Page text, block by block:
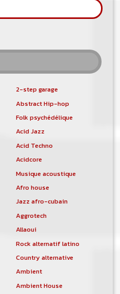
2-step garage
Abstract Hip-hop
Folk psychédélique
Acid Jazz
Acid Techno
Acidcore
Musique acoustique
Afro house
Jazz afro-cubain
Aggrotech
Allaoui
Rock alternatif latino
Country alternative
Ambient
Ambient House